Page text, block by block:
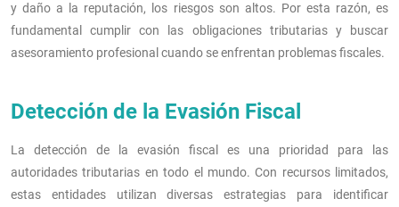
y daño a la reputación, los riesgos son altos. Por esta razón, es
fundamental cumplir con las obligaciones tributarias y buscar
asesoramiento profesional cuando se enfrentan problemas fiscales.
Detección de la Evasión Fiscal
La detección de la evasión fiscal es una prioridad para las
autoridades tributarias en todo el mundo. Con recursos limitados,
estas entidades utilizan diversas estrategias para identificar